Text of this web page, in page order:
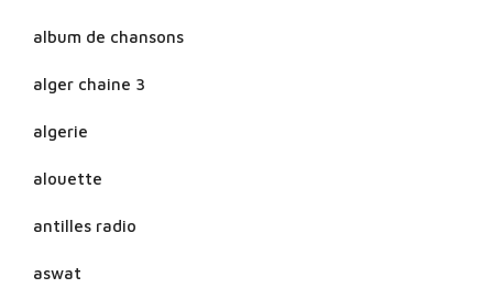
album de chansons
alger chaine 3
algerie
alouette
antilles radio
aswat